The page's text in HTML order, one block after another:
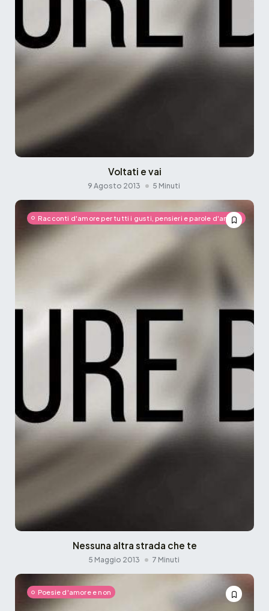
Voltati e vai
9 Agosto 2013 5 Minuti
Racconti d'amore per tutti i gusti, pensieri e parole d'amore
Nessuna altra strada che te
5 Maggio 2013 7 Minuti
Poesie d'amore e non